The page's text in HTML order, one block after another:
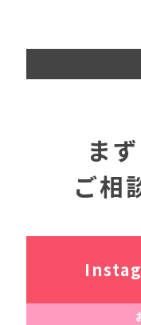
内訳目安： ヘアメ
ま
ご相